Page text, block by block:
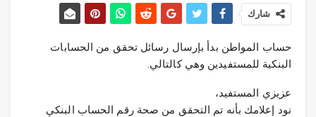
شارك
حساب المواطن بدأ بإرسال رسائل تحقق من الحسابات
البنكية للمستفيدين وهي كالتالي.
‏عزيزي المستفيد،
نود إعلامك بأنه تم التحقق من صحة رقم الحساب البنكي